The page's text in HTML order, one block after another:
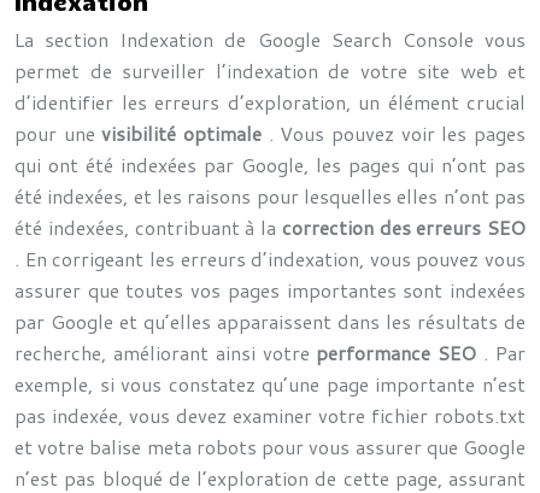
La section Indexation de Google Search Console vous
permet de surveiller l’indexation de votre site web et
d’identifier les erreurs d’exploration, un élément crucial
pour unevisibilité optimale . Vous pouvez voir les pages
qui ont été indexées par Google, les pages qui n’ont pas
été indexées, et les raisons pour lesquelles elles n’ont pas
été indexées, contribuant à la correction des erreurs SEO
. En corrigeant les erreurs d’indexation, vous pouvez vous
assurer que toutes vos pages importantes sont indexées
par Google et qu’elles apparaissent dans les résultats de
recherche, améliorant ainsi votre performance SEO . Par
exemple, si vous constatez qu’une page importante n’est
pas indexée, vous devez examiner votre fichier robots.txt
et votre balise meta robots pour vous assurer que Google
n’est pas bloqué de l’exploration de cette page, assurant